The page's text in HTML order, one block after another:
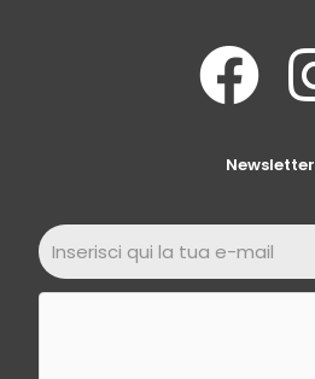
Newsletter